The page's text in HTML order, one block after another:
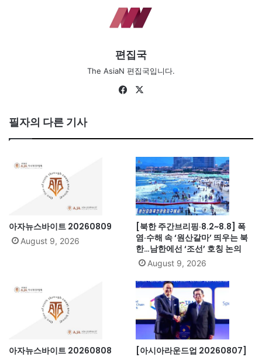
편집국
The AsiaN 편집국입니다.
Fa
필자의 다른 기사
아자뉴스바이트 20260809
August 9, 2026
[북한 주간브리핑·8.2~8.8] 폭
염·수해 속 ‘원산갈마’ 띄우는 북
한…남한에선 ‘조선’ 호칭 논의
August 9, 2026
아자뉴스바이트 20260808
[아시아라운드업 20260807]